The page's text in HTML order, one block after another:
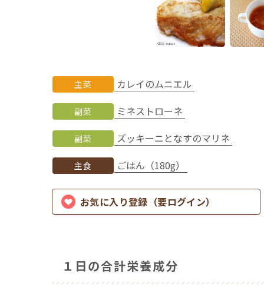
主菜 カレイのムニエル
副菜 ミネストローネ
副菜 ズッキーニとなすのマリネ
主食 ごはん（180g）
お気に入り登録（要ログイン）
１日の合計栄養成分